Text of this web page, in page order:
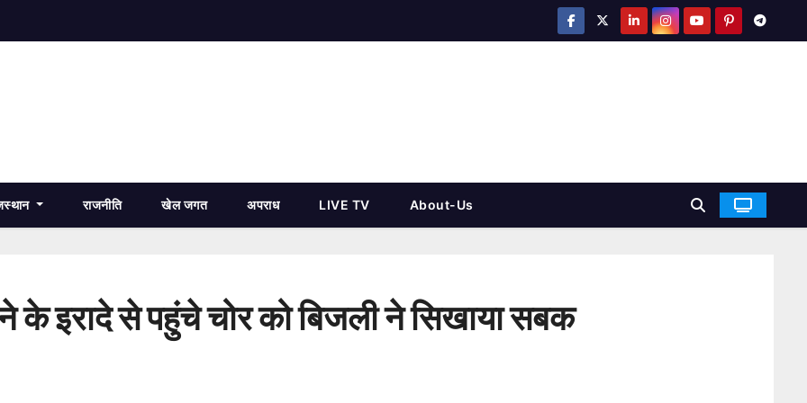
राजनीति खेल जगत अपराध LIVE TV About-Us
के इरादे से पहुंचे चोर को ब‍िजली ने स‍िखाया सबक